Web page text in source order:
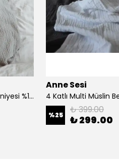
4 Katlı Multi Müslin Bebek Battaniyesi %100 Organik Pamuk 100x100 cm
Anne Sesi
%25 ₺ 399.00
₺ 299.00